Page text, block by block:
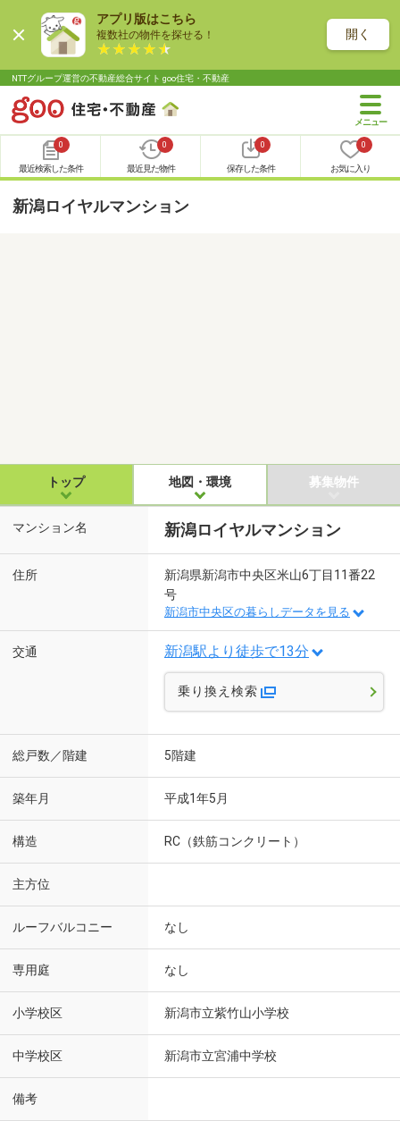
アプリ版はこちら
複数社の物件を探せる！ 開く
NTTグループ運営の不動産総合サイト goo住宅・不動産
0
最近検索した条件
0
最近見た物件
0
保存した条件
0
お気に入り
新潟ロイヤルマンション
トップ 地図・環境 募集物件
マンション名 新潟ロイヤルマンション
住所
新潟県新潟市中央区米山6丁目11番22
号
新潟市中央区の暮らしデータを見る
交通 新潟駅より徒歩で13分
乗り換え検索
総戸数／階建 5階建
築年月 平成1年5月
構造 RC（鉄筋コンクリート）
主方位
ルーフバルコニー なし
専用庭 なし
小学校区 新潟市立紫竹山小学校
中学校区 新潟市立宮浦中学校
備考